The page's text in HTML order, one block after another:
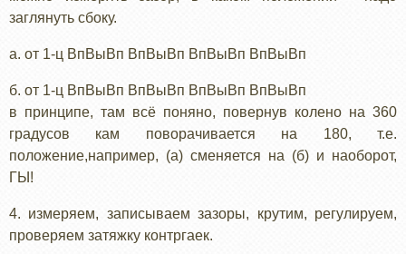
заглянуть сбоку.
а. от 1-ц ВпВыВп ВпВыВп ВпВыВп ВпВыВп
б. от 1-ц ВпВыВп ВпВыВп ВпВыВп ВпВыВп
в принципе, там всё поняно, повернув колено на 360
градусов кам поворачивается на 180, т.е.
положение,например, (а) сменяется на (б) и наоборот,
ГЫ!
4. измеряем, записываем зазоры, крутим, регулируем,
проверяем затяжку контргаек.